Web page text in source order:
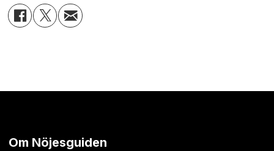
Om Nöjesguiden